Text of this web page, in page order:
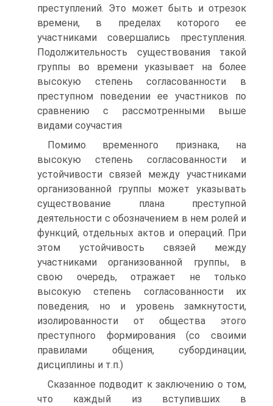
преступлений. Это может быть и отрезок
времени, в пределах которого ее
участниками совершались преступления.
Подолжительность существования такой
группы во времени указывает на более
высокую степень согласованности в
преступном поведении ее участников по
сравнению с рассмотренными выше
видами соучастия
Помимо временного признака, на
высокую степень согласованности и
устойчивости связей между участниками
организованной группы может указывать
существование плана преступной
деятельности с обозначением в нем ролей и
функций, отдельных актов и операций. При
этом устойчивость связей между
участниками организованной группы, в
свою очередь, отражает не только
высокую степень согласованности их
поведения, но и уровень замкнутости,
изолированности от общества этого
преступного формирования (со своими
правилами общения, субординации,
дисциплины и т.п.)
Сказанное подводит к заключению о том,
что каждый из вступивших в